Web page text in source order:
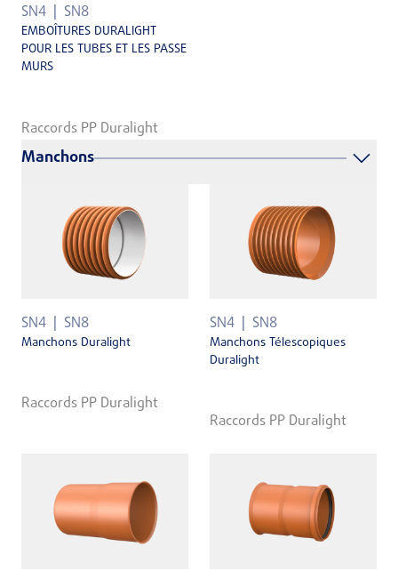
SN4 SN8
EMBOÎTURES DURALIGHT
POUR LES TUBES ET LES PASSE
MURS
Raccords PP Duralight
Manchons
SN4 SN8
Manchons Duralight
Raccords PP Duralight
SN4 SN8
Manchons Télescopiques
Duralight
Raccords PP Duralight